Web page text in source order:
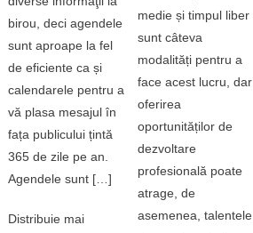
birou, deci agendele
sunt aproape la fel
de eficiente ca și
calendarele pentru a
vă plasa mesajul în
fața publicului țintă
365 de zile pe an.
Agendele sunt […]
Distribuie mai
medie și timpul liber
sunt câteva
modalități pentru a
face acest lucru, dar
oferirea
oportunităților de
dezvoltare
profesională poate
atrage, de
asemenea, talentele